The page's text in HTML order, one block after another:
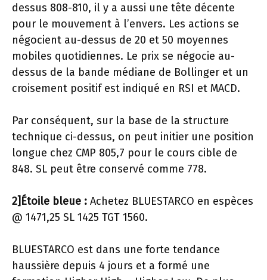
dessus 808-810, il y a aussi une tête décente
pour le mouvement à l’envers. Les actions se
négocient au-dessus de 20 et 50 moyennes
mobiles quotidiennes. Le prix se négocie au-
dessus de la bande médiane de Bollinger et un
croisement positif est indiqué en RSI et MACD.
Par conséquent, sur la base de la structure
technique ci-dessus, on peut initier une position
longue chez CMP 805,7 pour le cours cible de
848. SL peut être conservé comme 778.
2]Étoile bleue : Achetez BLUESTARCO en espèces
@ 1471,25 SL 1425 TGT 1560.
BLUESTARCO est dans une forte tendance
haussière depuis 4 jours et a formé une